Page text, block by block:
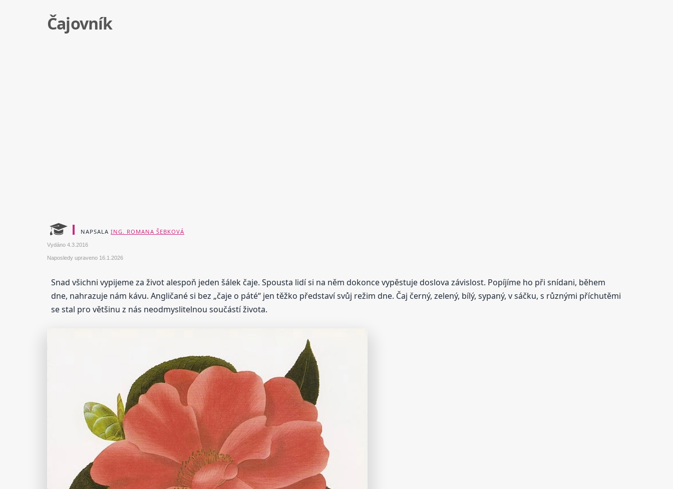
Čajovník
NAPSALAING. ROMANA ŠEBKOVÁ
Vydáno4.3.2016
Naposledy upraveno 16.1.2026
Snad všichni vypijeme za život alespoň jeden šálek čaje. Spousta lidí si na něm dokonce vypěstuje doslova závislost. Popíjíme ho při snídani, během
dne, nahrazuje nám kávu. Angličané si bez „čaje o páté“ jen těžko představí svůj režim dne. Čaj černý, zelený, bílý, sypaný, v sáčku, s různými příchutěmi
se stal pro většinu z nás neodmyslitelnou součástí života.